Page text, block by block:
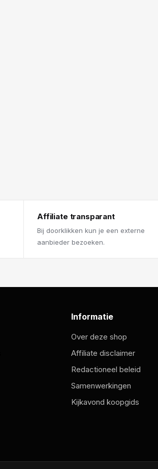
Affiliate transparant
Bij doorklikken kun je een externe
aanbieder bezoeken.
Informatie
Over deze shop
Affiliate disclaimer
Redactioneel beleid
Samenwerkingen
Kijkavond koopgids